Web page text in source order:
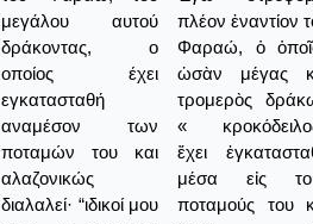
μεγάλου αυτού
δράκοντας, ο
οποίος έχει
εγκατασταθή
αναμέσον των
ποταμών του και
αλαζονικώς
διαλαλεί· “ιδικοί μου
πλέον ἐναντίον
Φαραώ, ὁ
ὡσὰν μέγας
τρομερὸς
«
ἔχει
μέσα εἰς
ποταμούς του